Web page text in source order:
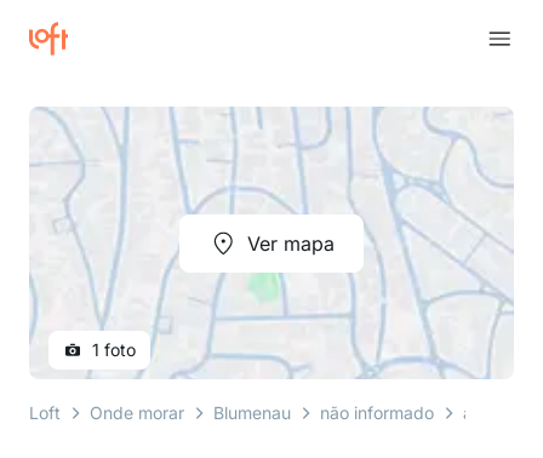
Ver mapa
1 foto
Loft Onde morar Blumenau não informado avenida